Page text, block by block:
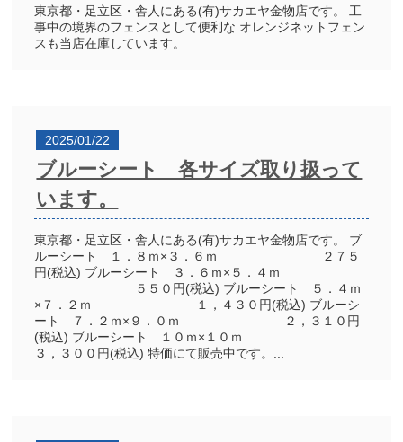
東京都・足立区・舎人にある(有)サカエヤ金物店です。 工
事中の境界のフェンスとして便利な オレンジネットフェン
スも当店在庫しています。
2025/01/22
ブルーシート 各サイズ取り扱って
います。
東京都・足立区・舎人にある(有)サカエヤ金物店です。 ブ
ルーシート １．８ｍ×３．６ｍ ２７５
円(税込) ブルーシート ３．６ｍ×５．４ｍ
５５０円(税込) ブルーシート ５．４ｍ
×７．２ｍ １，４３０円(税込) ブルーシ
ート ７．２ｍ×９．０ｍ ２，３１０円
(税込) ブルーシート １０ｍ×１０ｍ
３，３００円(税込) 特価にて販売中です。...